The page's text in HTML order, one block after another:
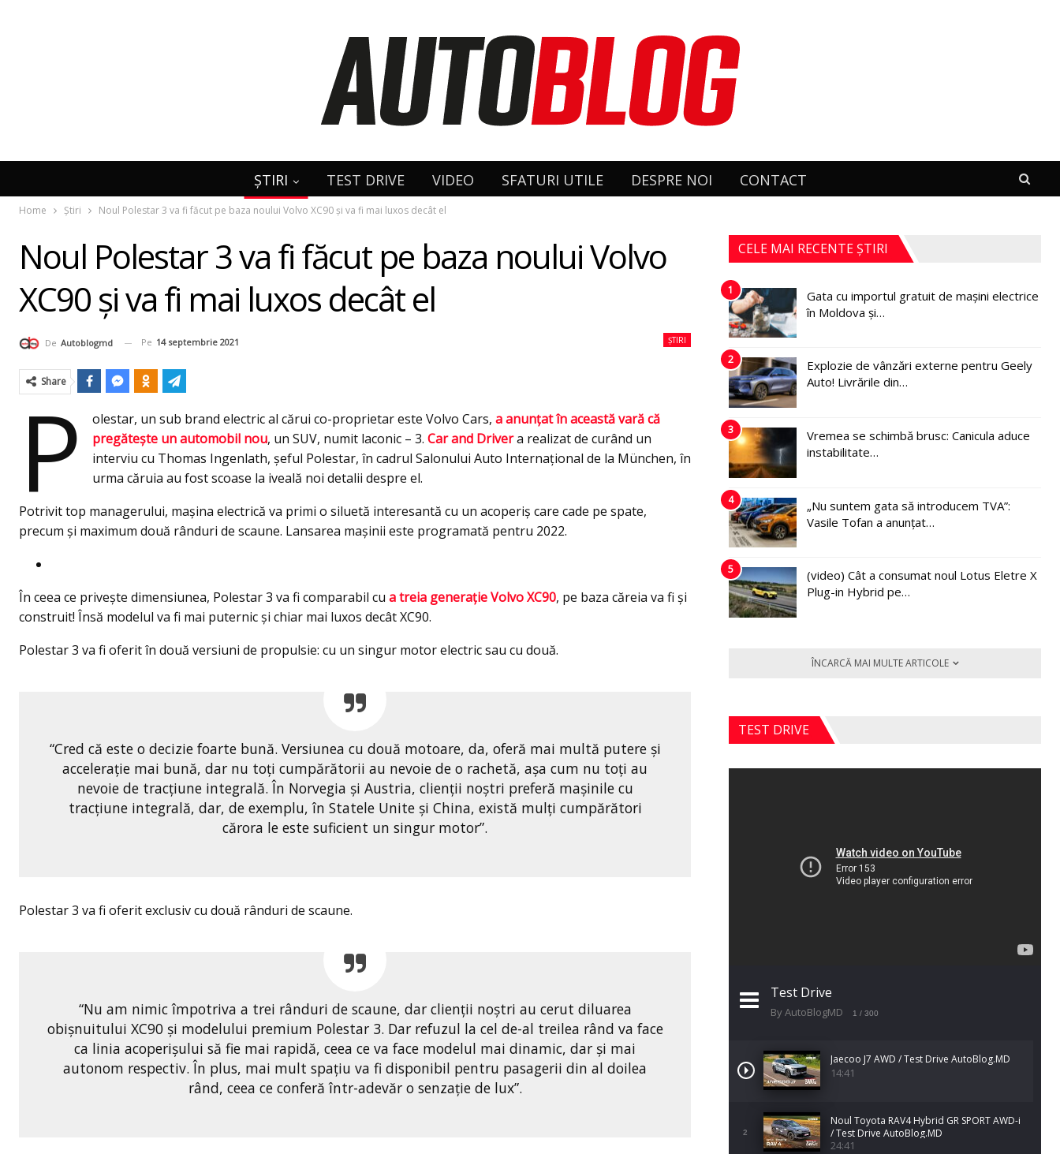
ȘTIRI TEST DRIVE VIDEO SFATURI UTILE DESPRE NOI CONTACT
Home Știri Noul Polestar 3 va fi făcut pe baza noului Volvo XC90 şi va fi mai luxos decât el
Noul Polestar 3 va fi făcut pe baza noului Volvo
XC90 şi va fi mai luxos decât el
ȘTIRI
De Autoblogmd Pe 14 septembrie 2021
Share
P olestar, un sub brand electric al cărui co-proprietar este Volvo Cars,a anunţat în această vară că
pregătește un automobil nou, un SUV, numit laconic – 3.Car and Drivera realizat de curând un
interviu cu Thomas Ingenlath, șeful Polestar, în cadrul Salonului Auto Internaţional de la München, în
urma căruia au fost scoase la iveală noi detalii despre el.
Potrivit top managerului, mașina electrică va primi o siluetă interesantă cu un acoperiş care cade pe spate,
precum şi maximum două rânduri de scaune. Lansarea maşinii este programată pentru 2022.
În ceea ce privește dimensiunea, Polestar 3 va fi comparabil cu a treia generație Volvo XC90, pe baza căreia va fi şi
construit! Însă modelul va fi mai puternic și chiar mai luxos decât XC90.
Polestar 3 va fi oferit în două versiuni de propulsie: cu un singur motor electric sau cu două.
“Cred că este o decizie foarte bună. Versiunea cu două motoare, da, oferă mai multă putere și
accelerație mai bună, dar nu toți cumpărătorii au nevoie de o rachetă, aşa cum nu toţi au
nevoie de tracțiune integrală. În Norvegia și Austria, clienții noștri preferă mașinile cu
tracțiune integrală, dar, de exemplu, în Statele Unite și China, există mulți cumpărători
cărora le este suficient un singur motor”.
Polestar 3 va fi oferit exclusiv cu două rânduri de scaune.
“Nu am nimic împotriva a trei rânduri de scaune, dar clienții noștri au cerut diluarea
obișnuitului XC90 și modelului premium Polestar 3. Dar refuzul la cel de-al treilea rând va face
ca linia acoperişului să fie mai rapidă, ceea ce va face modelul mai dinamic, dar şi mai
autonom respectiv. În plus, mai mult spaţiu va fi disponibil pentru pasagerii din al doilea
rând, ceea ce conferă într-adevăr o senzație de lux”.
CELE MAI RECENTE ȘTIRI
1
Gata cu importul gratuit de mașini electrice
în Moldova și…
2
Explozie de vânzări externe pentru Geely
Auto! Livrările din…
3
Vremea se schimbă brusc: Canicula aduce
instabilitate…
4
„Nu suntem gata să introducem TVA”:
Vasile Tofan a anunțat…
5
(video) Cât a consumat noul Lotus Eletre X
Plug-in Hybrid pe…
ÎNCARCĂ MAI MULTE ARTICOLE
TEST DRIVE
Test Drive
By AutoBlogMD 1 / 300
Jaecoo J7 AWD / Test Drive AutoBlog.MD
14:41
2
Noul Toyota RAV4 Hybrid GR SPORT AWD-i
/ Test Drive AutoBlog.MD
24:41